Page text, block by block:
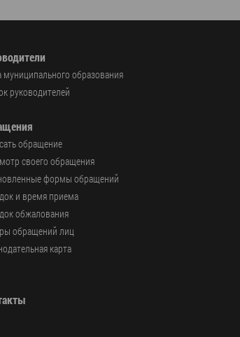
муниципального образования
руководителей
обращение
своего обращения
формы обращений
и время приема
обжалования
обращений лиц
карта